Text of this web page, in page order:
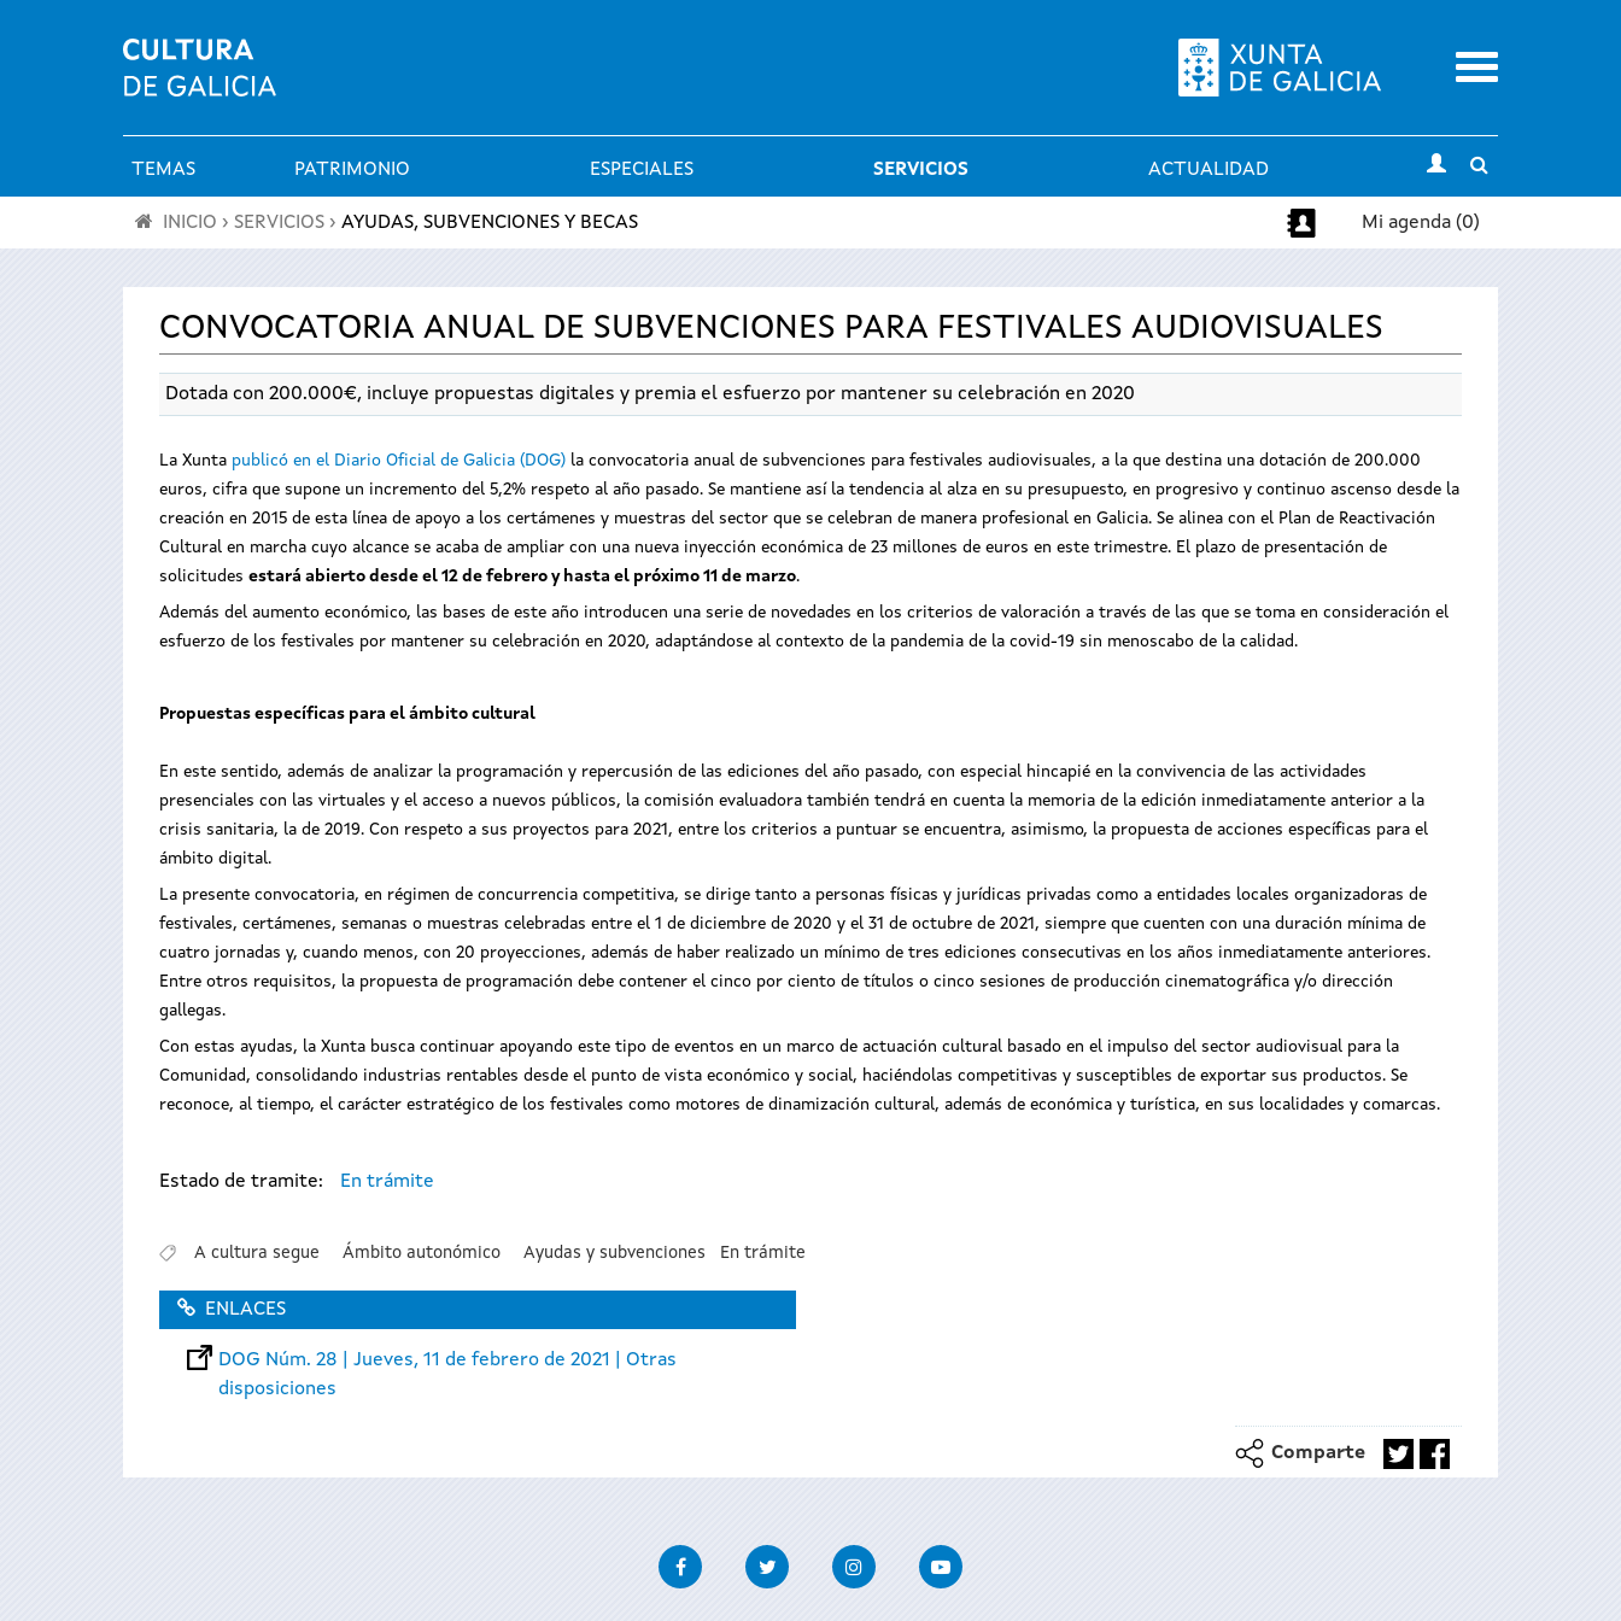
Menu
Menú
principal
TEMAS PATRIMONIO ESPECIALES SERVICIOS ACTUALIDAD
search
encuentra
usted
INICIO › SERVICIOS › AYUDAS, SUBVENCIONES Y BECAS Mi agenda (0)
CONVOCATORIA ANUAL DE SUBVENCIONES PARA FESTIVALES AUDIOVISUALES
Dotada con 200.000€, incluye propuestas digitales y premia el esfuerzo por mantener su celebración en 2020
La Xunta publicó en el Diario Oficial de Galicia (DOG) la convocatoria anual de subvenciones para festivales audiovisuales, a la que destina una dotación de 200.000
euros, cifra que supone un incremento del 5,2% respeto al año pasado. Se mantiene así la tendencia al alza en su presupuesto, en progresivo y continuo ascenso desde la
creación en 2015 de esta línea de apoyo a los certámenes y muestras del sector que se celebran de manera profesional en Galicia. Se alinea con el Plan de Reactivación
Cultural en marcha cuyo alcance se acaba de ampliar con una nueva inyección económica de 23 millones de euros en este trimestre. El plazo de presentación de
solicitudes estará abierto desde el 12 de febrero y hasta el próximo 11 de marzo.
Además del aumento económico, las bases de este año introducen una serie de novedades en los criterios de valoración a través de las que se toma en consideración el
esfuerzo de los festivales por mantener su celebración en 2020, adaptándose al contexto de la pandemia de la covid-19 sin menoscabo de la calidad.
Propuestas específicas para el ámbito cultural
En este sentido, además de analizar la programación y repercusión de las ediciones del año pasado, con especial hincapié en la convivencia de las actividades
presenciales con las virtuales y el acceso a nuevos públicos, la comisión evaluadora también tendrá en cuenta la memoria de la edición inmediatamente anterior a la
crisis sanitaria, la de 2019. Con respeto a sus proyectos para 2021, entre los criterios a puntuar se encuentra, asimismo, la propuesta de acciones específicas para el
ámbito digital.
La presente convocatoria, en régimen de concurrencia competitiva, se dirige tanto a personas físicas y jurídicas privadas como a entidades locales organizadoras de
festivales, certámenes, semanas o muestras celebradas entre el 1 de diciembre de 2020 y el 31 de octubre de 2021, siempre que cuenten con una duración mínima de
cuatro jornadas y, cuando menos, con 20 proyecciones, además de haber realizado un mínimo de tres ediciones consecutivas en los años inmediatamente anteriores.
Entre otros requisitos, la propuesta de programación debe contener el cinco por ciento de títulos o cinco sesiones de producción cinematográfica y/o dirección
gallegas.
Con estas ayudas, la Xunta busca continuar apoyando este tipo de eventos en un marco de actuación cultural basado en el impulso del sector audiovisual para la
Comunidad, consolidando industrias rentables desde el punto de vista económico y social, haciéndolas competitivas y susceptibles de exportar sus productos. Se
reconoce, al tiempo, el carácter estratégico de los festivales como motores de dinamización cultural, además de económica y turística, en sus localidades y comarcas.
Estado de tramite: En trámite
A cultura segue Ámbito autonómico Ayudas y subvenciones En trámite
ENLACES
DOG Núm. 28 | Jueves, 11 de febrero de 2021 | Otras
disposiciones
Comparte
FacebookTwitter InstagramYoutube